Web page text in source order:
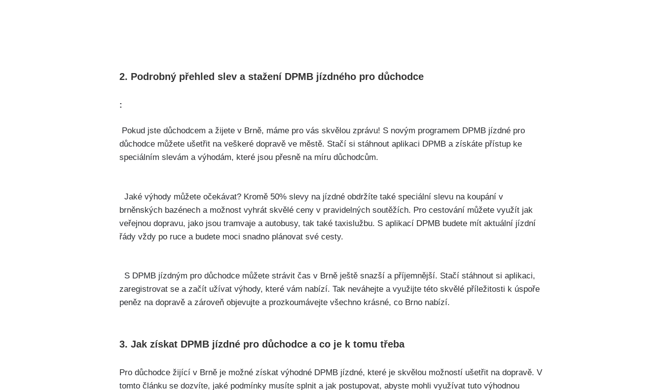
2. Podrobný přehled slev a stažení DPMB jízdného⁤ pro důchodce
:
‍ Pokud jste ⁤důchodcem‍ a ‍žijete ⁣v Brně, máme pro vás skvělou zprávu! S ‍novým‍ programem DPMB jízdné pro
důchodce můžete ušetřit​ na veškeré​ dopravě ⁢ve městě. Stačí si stáhnout aplikaci ‌DPMB a‌ získáte⁣ přístup ke⁤
speciálním ​slevám a výhodám,‌ které jsou ‍přesně na míru důchodcům.
‌ ⁢ Jaké výhody můžete​ očekávat? Kromě 50%‌ slevy na jízdné obdržíte také speciální ‌slevu na koupání v ​
brněnských bazénech a možnost ​vyhrát skvělé ceny v ‍pravidelných soutěžích. Pro cestování ⁣můžete využít‍ jak​
veřejnou dopravu, jako jsou ⁣tramvaje a autobusy, ⁤tak také taxislužbu.⁢ S aplikací DPMB budete mít‌ aktuální jízdní
řády vždy po ruce a budete moci snadno plánovat ‍své cesty.
‍ ​ S DPMB jízdným pro důchodce můžete strávit čas v Brně ještě snazší a příjemnější. ⁢Stačí ‍stáhnout ⁣si⁢ aplikaci,
zaregistrovat ⁢se a⁤ začít‍ užívat výhody, které vám nabízí. Tak neváhejte a využijte této skvělé příležitosti⁢ k úspoře
peněz na ‍dopravě a zároveň ⁤objevujte a prozkoumávejte⁢ všechno krásné, co Brno⁣ nabízí.
3. Jak⁢ získat DPMB jízdné pro‌ důchodce a co‌ je k tomu třeba
Pro​ důchodce žijící v Brně je možné získat výhodné DPMB⁢ jízdné, které je skvělou možností ušetřit na⁢ dopravě. V
tomto článku se dozvíte, jaké podmínky musíte ⁤splnit a jak postupovat, ⁤abyste mohli ⁤využívat ‌tuto výhodnou